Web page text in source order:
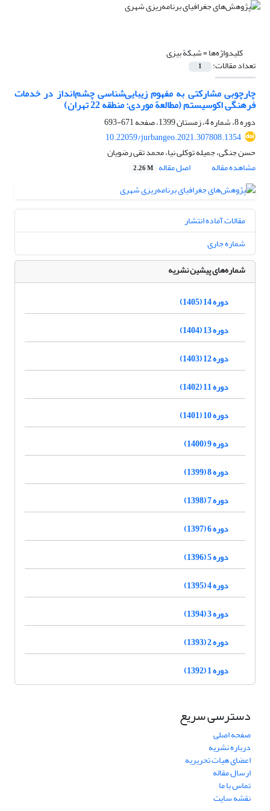
کلیدواژه‌ها =شبکة بیزی
تعداد مقالات: 1
چارچوبی مشارکتی به مفهوم زیبایی‌شناسی چشم‌انداز در خدمات
فرهنگی اکوسیستم (مطالعة موردی: منطقه 22 تهران)
دوره 8، شماره 4، زمستان 1399، صفحه
671-693
10.22059/jurbangeo.2021.307808.1354
حسن جنگی، جمیله توکلی نیا، محمد تقی رضویان
مشاهده مقاله
اصل مقاله 2.26 M
مقالات آماده انتشار
شماره جاری
شماره‌های پیشین نشریه
دوره 14 (1405)
دوره 13 (1404)
دوره 12 (1403)
دوره 11 (1402)
دوره 10 (1401)
دوره 9 (1400)
دوره 8 (1399)
دوره 7 (1398)
دوره 6 (1397)
دوره 5 (1396)
دوره 4 (1395)
دوره 3 (1394)
دوره 2 (1393)
دوره 1 (1392)
دسترسی سریع
صفحه اصلی
درباره نشریه
اعضای هیات تحریریه
ارسال مقاله
تماس با ما
نقشه سایت